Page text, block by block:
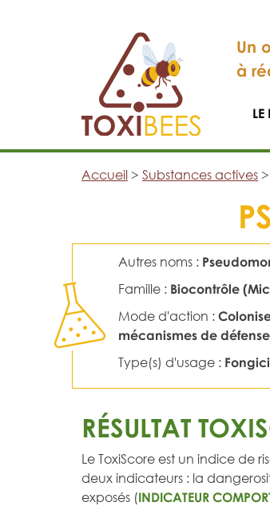
Un
à
LE
Accueil > Substances actives >
Autres noms :
Famille : Biocontrôle
Mode d'action :
mécanismes de
Type(s) d'usage :
RÉSULTAT
Le ToxiScore est un indice de
deux indicateurs : la
exposés (INDICATEUR